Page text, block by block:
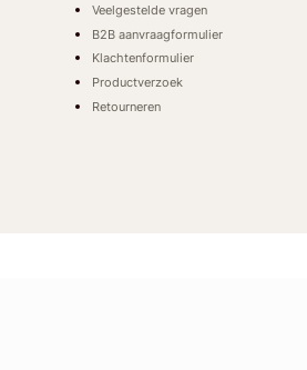
Veelgestelde vragen
B2B aanvraagformulier
Klachtenformulier
Productverzoek
Retourneren